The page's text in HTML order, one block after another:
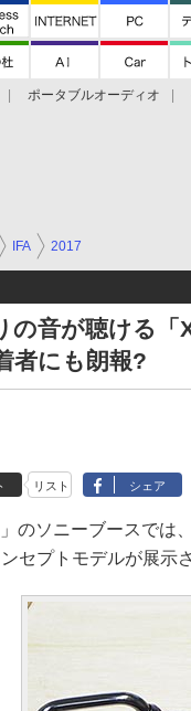
ポータブルオーディオ
IFA 2017
の音が聴ける「
者にも朗報?
リスト シェア
のソニーブースでは
セプトモデルが展示